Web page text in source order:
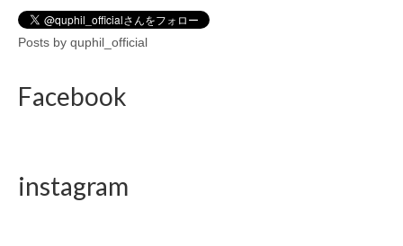
Posts by quphil_official
Facebook
instagram